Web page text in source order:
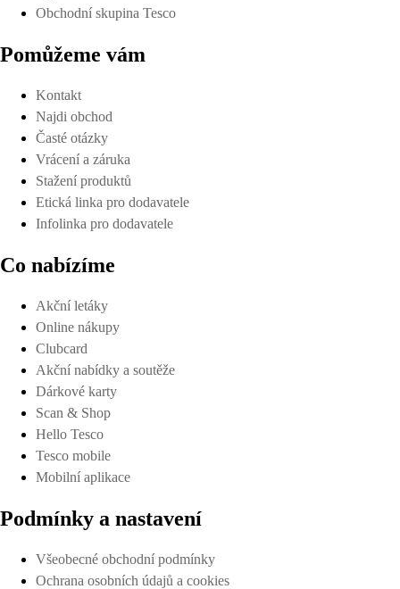
Obchodní skupina Tesco
Pomůžeme vám
Kontakt
Najdi obchod
Časté otázky
Vrácení a záruka
Stažení produktů
Etická linka pro dodavatele
Infolinka pro dodavatele
Co nabízíme
Akční letáky
Online nákupy
Clubcard
Akční nabídky a soutěže
Dárkové karty
Scan & Shop
Hello Tesco
Tesco mobile
Mobilní aplikace
Podmínky a nastavení
Všeobecné obchodní podmínky
Ochrana osobních údajů a cookies